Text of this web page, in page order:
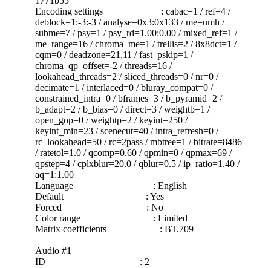
Encoding settings : cabac=1 / ref=4 /
deblock=1:-3:-3 / analyse=0x3:0x133 / me=umh /
subme=7 / psy=1 / psy_rd=1.00:0.00 / mixed_ref=1 /
me_range=16 / chroma_me=1 / trellis=2 / 8x8dct=1 /
cqm=0 / deadzone=21,11 / fast_pskip=1 /
chroma_qp_offset=-2 / threads=16 /
lookahead_threads=2 / sliced_threads=0 / nr=0 /
decimate=1 / interlaced=0 / bluray_compat=0 /
constrained_intra=0 / bframes=3 / b_pyramid=2 /
b_adapt=2 / b_bias=0 / direct=3 / weightb=1 /
open_gop=0 / weightp=2 / keyint=250 /
keyint_min=23 / scenecut=40 / intra_refresh=0 /
rc_lookahead=50 / rc=2pass / mbtree=1 / bitrate=8486
/ ratetol=1.0 / qcomp=0.60 / qpmin=0 / qpmax=69 /
qpstep=4 / cplxblur=20.0 / qblur=0.5 / ip_ratio=1.40 /
aq=1:1.00
Language : English
Default : Yes
Forced : No
Color range : Limited
Matrix coefficients : BT.709
Audio #1
ID : 2